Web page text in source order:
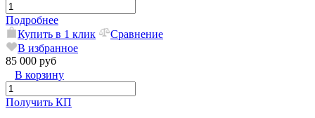
Подробнее
Купить в 1 клик
Сравнение
В избранное
85 000 руб
В корзину
Получить КП